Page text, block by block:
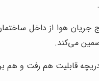
جریان هوا از داخل
می‌کند.
قابلیت هم رفت و هم